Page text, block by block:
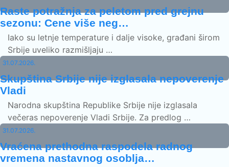
Raste potražnja za peletom pred grejnu
sezonu: Cene više neg…
Iako su letnje temperature i dalje visoke, građani širom
Srbije uveliko razmišljaju …
31.07.2026.
Skupština Srbije nije izglasala nepoverenje
Vladi
Narodna skupština Republike Srbije nije izglasala
večeras nepoverenje Vladi Srbije. Za predlog …
31.07.2026.
Vraćena prethodna raspodela radnog
vremena nastavnog osoblja…